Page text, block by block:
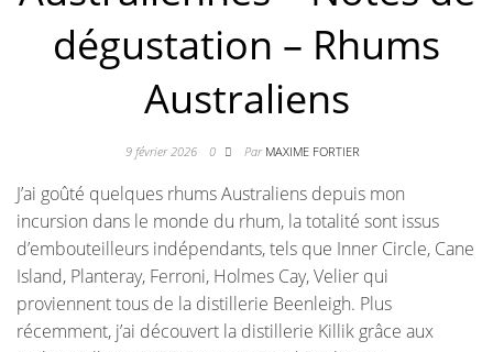
dégustation – Rhums
Australiens
9 février 2026 0 Par MAXIME FORTIER
J’ai goûté quelques rhums Australiens depuis mon
incursion dans le monde du rhum, la totalité sont issus
d’embouteilleurs indépendants, tels que Inner Circle, Cane
Island, Planteray, Ferroni, Holmes Cay, Velier qui
proviennent tous de la distillerie Beenleigh. Plus
récemment, j’ai découvert la distillerie Killik grâce aux